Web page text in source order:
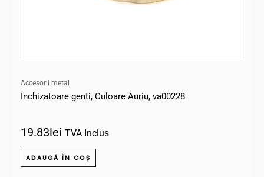
Accesorii metal
Inchizatoare genti, Culoare Auriu, va00228
19.83lei TVA Inclus
ADAUGĂ ÎN COȘ